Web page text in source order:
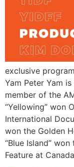
exclusive
Yam Peter Yam
member of the
“Yellowing” won
International
won the Golden
“Blue Island”
Feature at